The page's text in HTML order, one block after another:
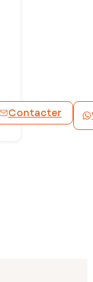
Contacter